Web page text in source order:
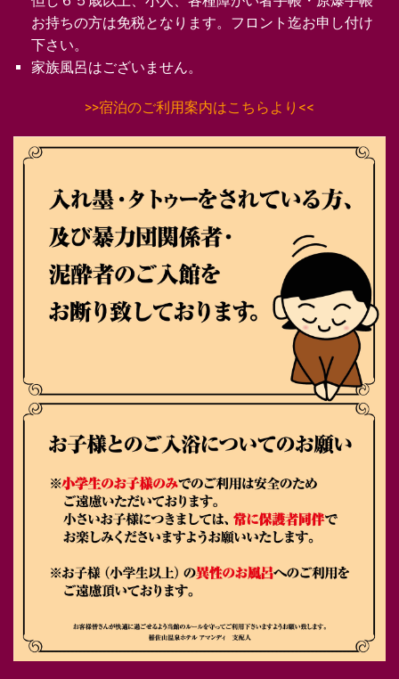
お持ちの方は免税となります。フロント迄お申し付け
下さい。
家族風呂はございません。
>>宿泊のご利用案内はこちらより<<